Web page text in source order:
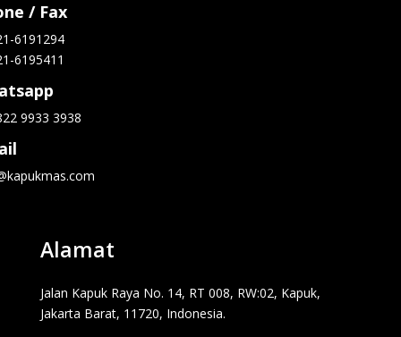
/ Fax
6191294
6195411
9933 3938
Alamat
Jalan Kapuk Raya No. 14, RT 008, RW:02, Kapuk,
Jakarta Barat, 11720, Indonesia.